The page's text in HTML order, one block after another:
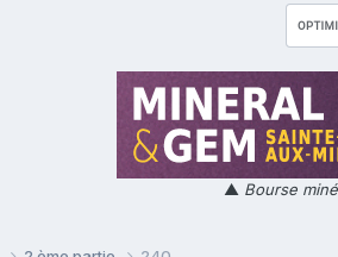
▲ Bourse